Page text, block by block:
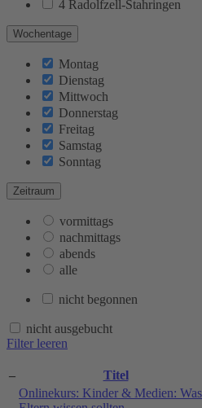
4 Radolfzell-Stahringen
Wochentage
Montag
Dienstag
Mittwoch
Donnerstag
Freitag
Samstag
Sonntag
Zeitraum
vormittags
nachmittags
abends
alle
nicht begonnen
nicht ausgebucht
Filter leeren
– Titel
Onlinekurs: Kinder & Medien: Was